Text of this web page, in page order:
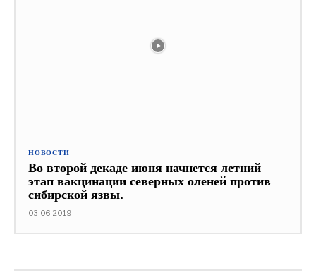
НОВОСТИ
Во второй декаде июня начнется летний
этап вакцинации северных оленей против
сибирской язвы.
03.06.2019